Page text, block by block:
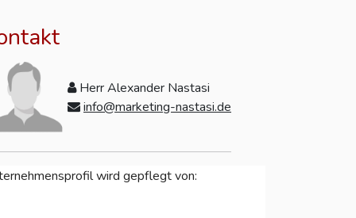
Herr Alexander Nastasi
info@marketing-nastasi.de
wird gepflegt von: